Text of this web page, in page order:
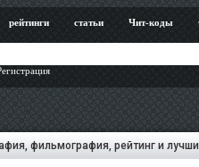
рейтинги статьи Чит-коды
фильмография, рейтинг и